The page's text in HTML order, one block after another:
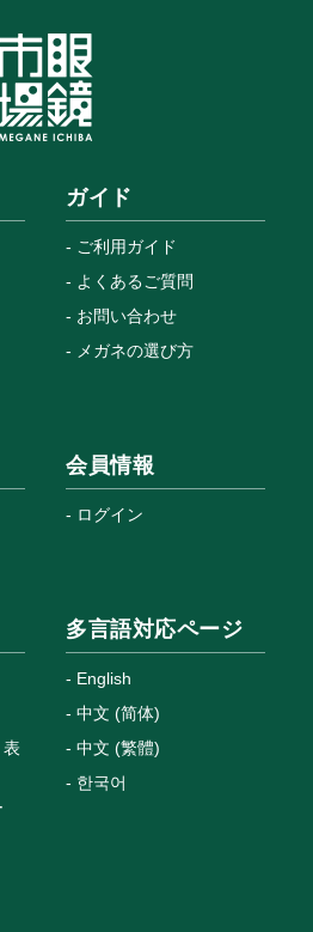
ガイド
ご利用ガイド
よくあるご質問
お問い合わせ
メガネの選び方
会員情報
ログイン
多言語対応ページ
English
中文 (简体)
中文 (繁體)
한국어